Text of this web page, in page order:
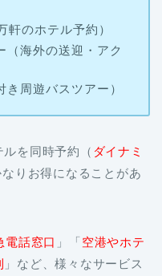
軒のホテル予約）
（海外の送迎・アク
周遊バスツアー）
を同時予約（ ダイナミ
りお得になることがあ
電話窓口 」「空港やホテ
」など、様々なサービス